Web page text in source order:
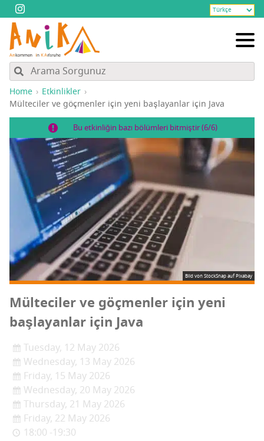
Home
Etkinlikler
Mül­te­ci­ler ve göç­men­ler için yeni baş­la­yan­lar için Java
Bu etkinliğin bazı bölümleri bitmiştir (6/6)
Bild von StockSnap auf Pixabay
Mül­te­ci­ler ve göç­men­ler için yeni
baş­la­yan­lar için Java
Tuesday, 12 May 2026
Wednesday, 13 May 2026
Friday, 15 May 2026
Wednesday, 20 May 2026
Thursday, 21 May 2026
Friday, 22 May 2026
18:00 -19:30